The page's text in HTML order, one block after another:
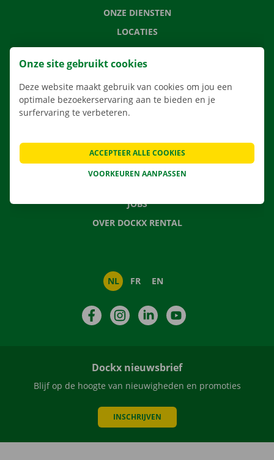
ONZE DIENSTEN
LOCATIES
APP
VERHUISOPLOSSINGEN
VEELGESTELDE VRAGEN
NIEUWS
JOBS
OVER DOCKX RENTAL
NL FR EN
FacebookInstagramLinkedIn
Dockx nieuwsbrief
Blijf op de hoogte van nieuwigheden en promoties
INSCHRIJVEN
Onze site gebruikt cookies
Deze website maakt gebruik van cookies om jou een
optimale bezoekerservaring aan te bieden en je
surfervaring te verbeteren.
VOORKEUREN AANPASSEN
ACCEPTEER ALLE COOKIES